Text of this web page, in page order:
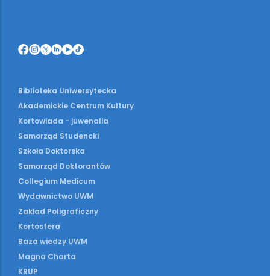
Biblioteka Uniwersytecka
Akademickie Centrum Kultury
Kortowiada - juwenalia
Samorząd Studencki
Szkoła Doktorska
Samorząd Doktorantów
Collegium Medicum
Wydawnictwo UWM
Zakład Poligraficzny
Kortosfera
Baza wiedzy UWM
Magna Charta
KRUP